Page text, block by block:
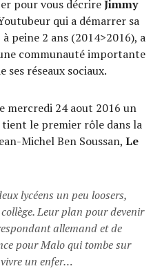
pour vous décrireJimmy
qui a démarrer sa
peine 2 ans (2014>2016), a
communauté importante
ses réseaux sociaux.
mercredi 24 aout 2016 un
tient le premier rôle dans la
Michel Ben Soussan,Le
lycéens un peu loosers,
Leur plan pour devenir
allemand et de
pour Malo qui tombe sur
un enfer…